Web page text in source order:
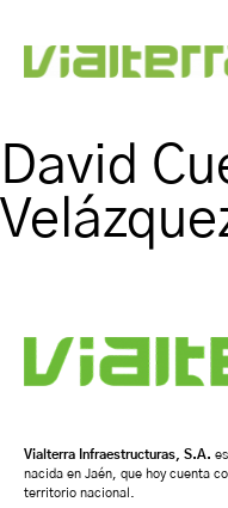
David
Vialterra Infraestructuras, S.A.
nacida en Jaén, que hoy cuenta
territorio nacional.